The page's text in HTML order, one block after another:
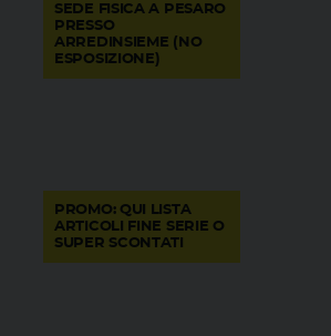
SEDE FISICA A PESARO
PRESSO
ARREDINSIEME (NO
ESPOSIZIONE)
PROMO: QUI LISTA
ARTICOLI FINE SERIE O
SUPER SCONTATI